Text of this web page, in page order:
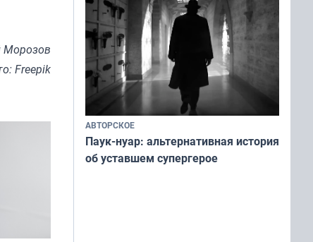
Морозов
Freepik
АВТОРСКОЕ
Паук-нуар: альтернативная история
об уставшем супергерое